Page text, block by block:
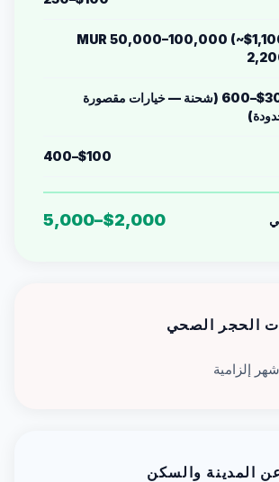
MUR 50,000–100,000
$300–600 (شحنة — خيارات مقصورة
$100–400
$2,000–5,000
الحجر الصحي
المدينة والسكن